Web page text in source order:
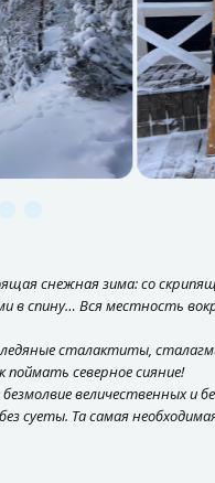
снежная зима: со
в спину… Вся местность
сталактиты,
северное сияние!
величественных и
суеты. Та самая